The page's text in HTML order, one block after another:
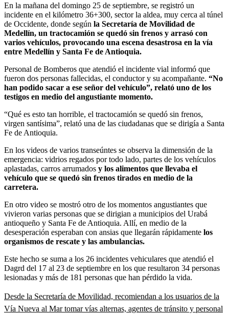
En la mañana del domingo 25 de septiembre, se registró un
incidente en el kilómetro 36+300, sector la aldea, muy cerca al túnel
de Occidente, donde según la Secretaría de Movilidad de
Medellín, un tractocamión se quedó sin frenos y arrasó con
varios vehículos, provocando una escena desastrosa en la vía
entre Medellín y Santa Fe de Antioquia.
Personal de Bomberos que atendió el incidente vial informó que
fueron dos personas fallecidas, el conductor y su acompañante. “No
han podido sacar a ese señor del vehículo”, relató uno de los
testigos en medio del angustiante momento.
“Qué es esto tan horrible, el tractocamión se quedó sin frenos,
virgen santísima”, relató una de las ciudadanas que se dirigía a Santa
Fe de Antioquia.
En los videos de varios transeúntes se observa la dimensión de la
emergencia: vidrios regados por todo lado, partes de los vehículos
aplastadas, carros arrumados y los alimentos que llevaba el
vehículo que se quedó sin frenos tirados en medio de la
carretera.
En otro video se mostró otro de los momentos angustiantes que
vivieron varias personas que se dirigian a municipios del Urabá
antioqueño y Santa Fe de Antioquia. Allí, en medio de la
desesperación esperaban con ansias que llegarán rápidamente los
organismos de rescate y las ambulancias.
Este hecho se suma a los 26 incidentes vehiculares que atendió el
Dagrd del 17 al 23 de septiembre en los que resultaron 34 personas
lesionadas y más de 181 personas que han pérdido la vida.
Desde la Secretaría de Movilidad, recomiendan a los usuarios de la
Vía Nueva al Mar tomar vías alternas, agentes de tránsito y personal